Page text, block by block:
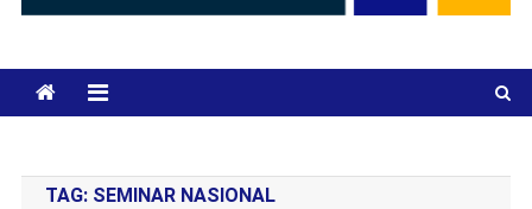
TAG: SEMINAR NASIONAL